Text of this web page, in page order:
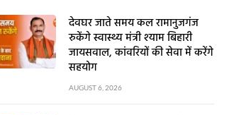
देवघर जाते समय कल रामानुजगंज
रुकेंगे स्वास्थ्य मंत्री श्याम बिहारी
जायसवाल, कांवरियों की सेवा में करेंगे
सहयोग
AUGUST 6, 2026